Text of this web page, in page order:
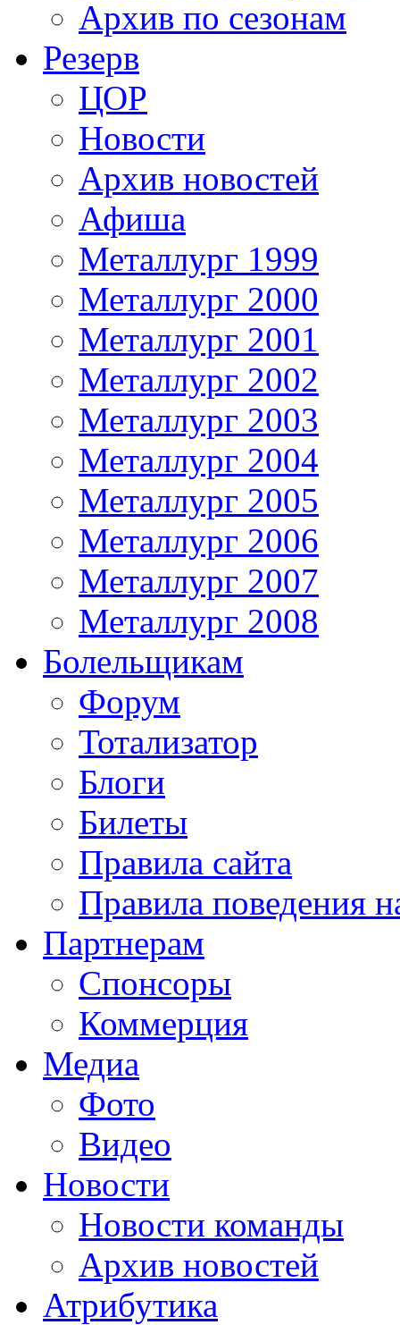
Архив по сезонам
Резерв
ЦОР
Новости
Архив новостей
Афиша
Металлург 1999
Металлург 2000
Металлург 2001
Металлург 2002
Металлург 2003
Металлург 2004
Металлург 2005
Металлург 2006
Металлург 2007
Металлург 2008
Болельщикам
Форум
Тотализатор
Блоги
Билеты
Правила сайта
Правила поведения
Партнерам
Спонсоры
Коммерция
Медиа
Фото
Видео
Новости
Новости команды
Архив новостей
Атрибутика